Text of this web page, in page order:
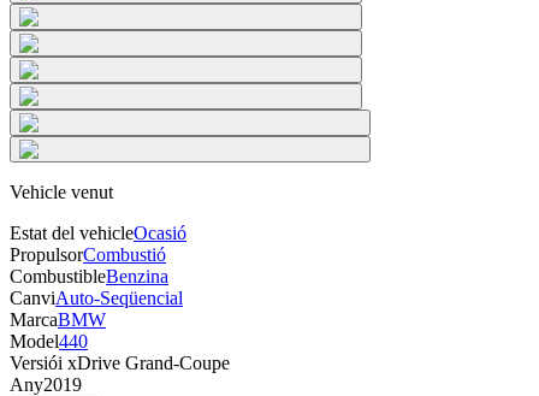
Vehicle venut
Estat del vehicleOcasió
PropulsorCombustió
CombustibleBenzina
CanviAuto-Seqüencial
MarcaBMW
Model440
Versiói xDrive Grand-Coupe
Any2019